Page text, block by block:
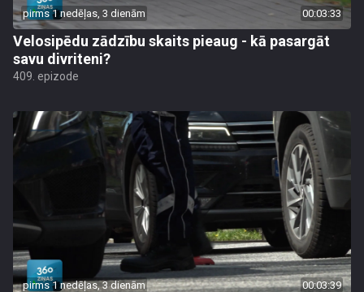
pirms 1 nedēļas, 3 dienām 00:03:33
Velosipēdu zādzību skaits pieaug - kā pasargāt
savu divriteni?
409. epizode
pirms 1 nedēļas, 3 dienām 00:03:39